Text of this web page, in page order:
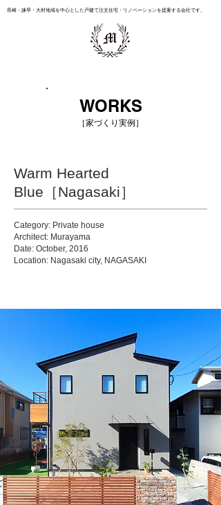
長崎・諫早・大村地域を中心とした戸建て注文住宅・リノベーションを提案する会社です。
WORKS
［家づくり実例］
Warm Hearted
Blue［Nagasaki］
Category: Private house
Architect: Murayama
Date: October, 2016
Location: Nagasaki city, NAGASAKI